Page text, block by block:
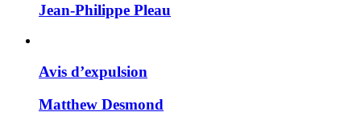
Jean-Philippe Pleau
Avis d’expulsion
Matthew Desmond